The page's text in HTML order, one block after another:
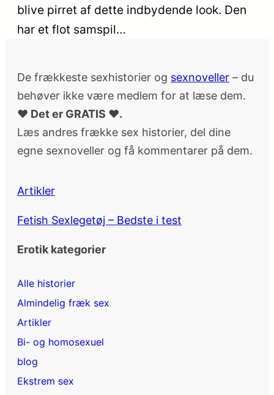
blive pirret af dette indbydende look. Den
har et flot samspil…
De frækkeste sexhistorier og sexnoveller – du
behøver ikke være medlem for at læse dem.
♥ Det er GRATIS ♥.
Læs andres frække sex historier, del dine
egne sexnoveller og få kommentarer på dem.
Artikler
Fetish Sexlegetøj – Bedste i test
Erotik kategorier
Alle historier
Almindelig fræk sex
Artikler
Bi- og homosexuel
blog
Ekstrem sex